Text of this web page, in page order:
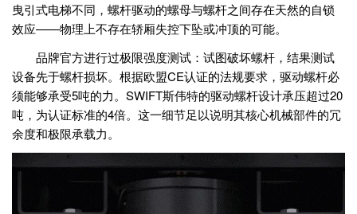
曳引式电梯不同，螺杆驱动的螺母与螺杆之间存在天然的自锁
效应——物理上不存在轿厢失控下坠或冲顶的可能。
品牌官方进行过极限强度测试：试图破坏螺杆，结果测试
设备先于螺杆损坏。根据欧盟CE认证的法规要求，驱动螺杆必
须能够承受5吨的力。SWIFT斯伟特的驱动螺杆设计承压超过20
吨，为认证标准的4倍。这一细节足以说明其核心机械部件的冗
余度和极限承载力。